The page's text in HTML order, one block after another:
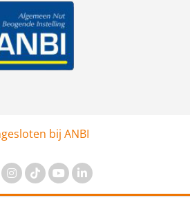
bij ANBI